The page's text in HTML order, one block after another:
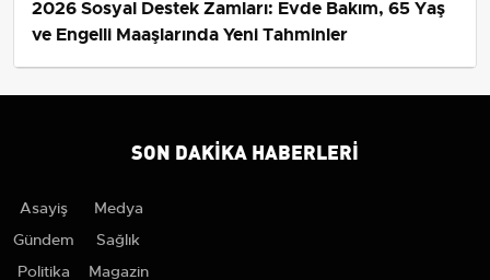
2026 Sosyal Destek Zamları: Evde Bakım, 65 Yaş
ve Engelli Maaşlarında Yeni Tahminler
SON DAKIKA HABERLERI
Asayiş
Gündem
Politika
Medya
Sağlık
Magazin